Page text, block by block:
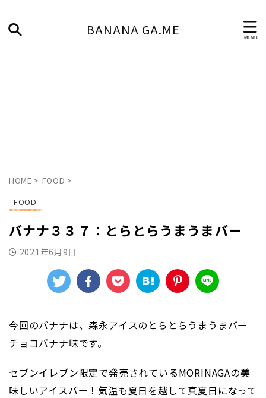
BANANA GA.ME
HOME > FOOD >
FOOD
バナナ３３７：とらとらうまうまバー
2021年6月9日
今回のバナナは、森永アイスのとらとらうまうまバー
チョコバナナ味です。
セブンイレブン限定で発売されているMORINAGAの美
味しいアイスバー！気温も夏日を越して真夏日になって